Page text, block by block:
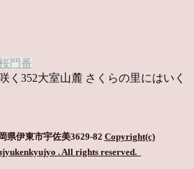
門番
く352大室山麓 さくらの里にはいく
県伊東市宇佐美3629-82 Copyright(c)
. All rights reserved.